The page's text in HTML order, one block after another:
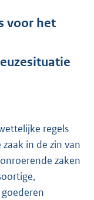
voor het
regels
in de zin van
zaken